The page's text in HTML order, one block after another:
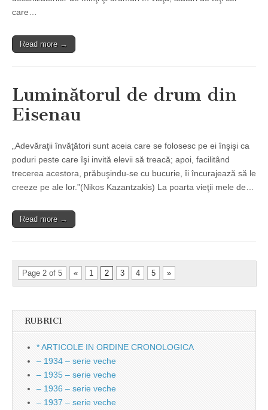
care…
Read more →
Luminătorul de drum din
Eisenau
„Adevăraţii învăţători sunt aceia care se folosesc pe ei înşişi ca
poduri peste care îşi invită elevii să treacă; apoi, facilitând
trecerea acestora, prăbuşindu-se cu bucurie, îi încurajează să le
creeze pe ale lor.”(Nikos Kazantzakis) La poarta vieţii mele de…
Read more →
Page 2 of 5 « 1 2 3 4 5 »
RUBRICI
* ARTICOLE IN ORDINE CRONOLOGICA
– 1934 – serie veche
– 1935 – serie veche
– 1936 – serie veche
– 1937 – serie veche